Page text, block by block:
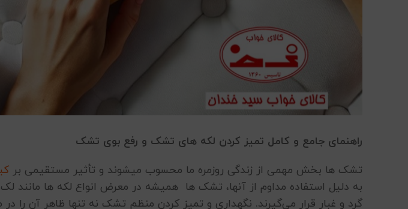
راهنمای جامع و کامل تمیز کردن لکه های تشک و رفع بوی تشک
تشک ها بخش مهمی از زندگی روزمره ما محسوب میشوند و تأثیر مستقیمی بر
به دلیل استفاده مداوم از آنها، تشک ها همیشه در معرض انواع لکه ها مانند
گرد و غبار قرار می‌گیرند. نگهداری و تمیز کردن منظم تشک نه تنها ظاهر آن را